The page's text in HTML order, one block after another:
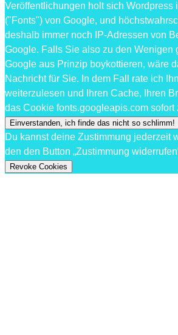
Veröffentlichungen holt sich Wordpress
("Fonts") von Google, und
deshalb immer noch IP-Adressen von
Google. Falls Sie also zu den Wenigen
Google aus Prinzip boykottieren, wäre
Nachricht für Sie. In dem Fall rate ich
weiterzulesen und Ihren Cache, Ihren
das Cookie fonts.googleapis.com sofort
Einverstanden, ich finde das nicht so schlimm!
Du kannst deine Zustimmung jederzeit
den den Button „Zustimmung
Revoke Cookies